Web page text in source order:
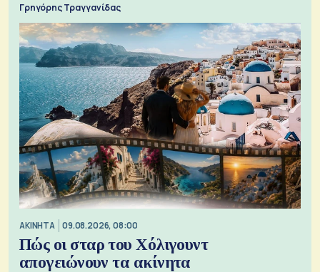
Γρηγόρης Τραγγανίδας
ΑΚΙΝΗΤΑ 09.08.2026, 08:00
Πώς οι σταρ του Χόλιγουντ
απογειώνουν τα ακίνητα